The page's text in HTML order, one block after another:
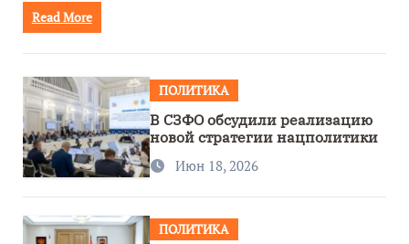
Read More
ПОЛИТИКА
В СЗФО обсудили реализацию
новой стратегии нацполитики
Июн 18, 2026
ПОЛИТИКА